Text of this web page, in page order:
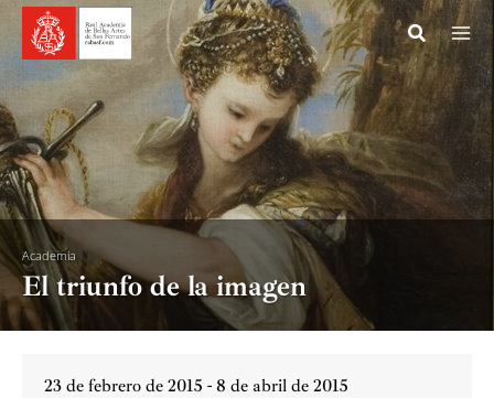
Academia
El triunfo de la imagen
23 de febrero de 2015 - 8 de abril de 2015